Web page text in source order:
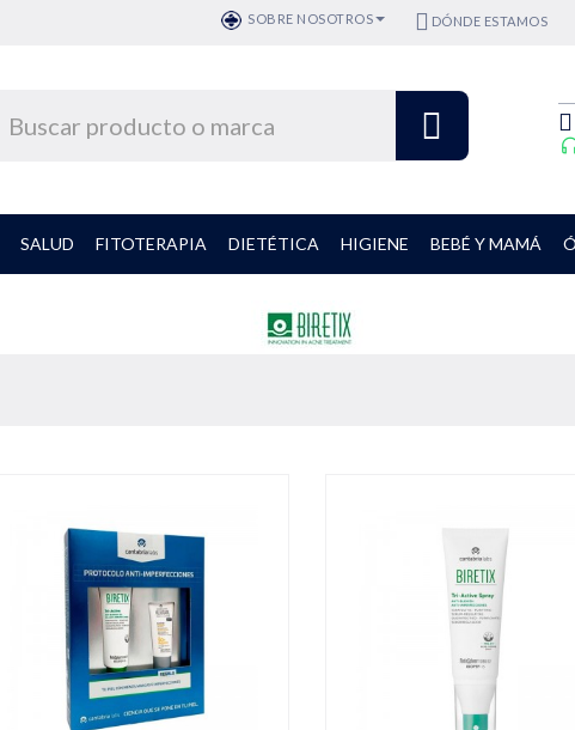
SOBRE NOSOTROS DÓNDE ESTAMOS
SALUD FITOTERAPIA DIETÉTICA HIGIENE BEBÉ Y MAMÁ